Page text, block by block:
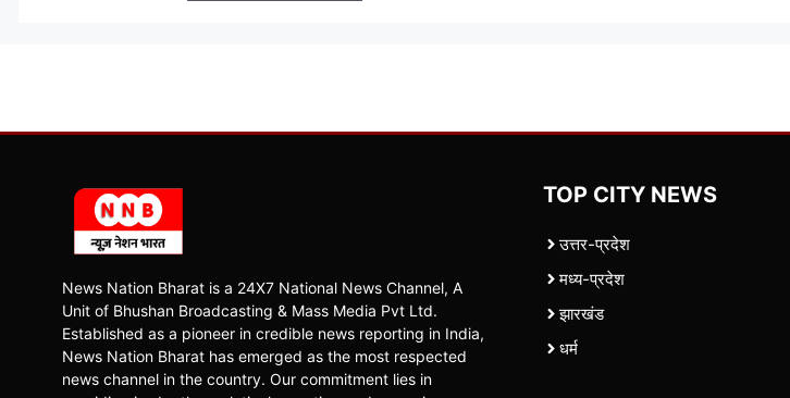
News Nation Bharat is a 24X7 National News Channel, A
Unit of Bhushan Broadcasting & Mass Media Pvt Ltd.
Established as a pioneer in credible news reporting in India,
News Nation Bharat has emerged as the most respected
news channel in the country. Our commitment lies in
TOP CITY NEWS
उत्तर-प्रदेश
मध्य-प्रदेश
झारखंड
धर्म